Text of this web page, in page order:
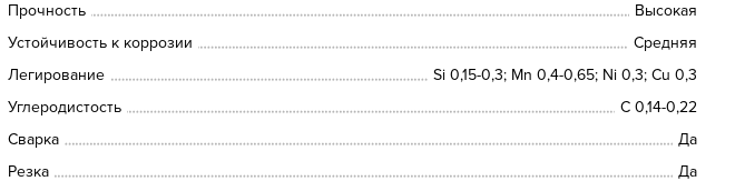
Прочность
Высокая
Устойчивость к коррозии
Средняя
Легирование
Si 0,15-0,3; Mn 0,4-0,65; Ni 0,3; Cu 0,3
Углеродистость
С 0,14-0,22
Сварка
Да
Резка
Да